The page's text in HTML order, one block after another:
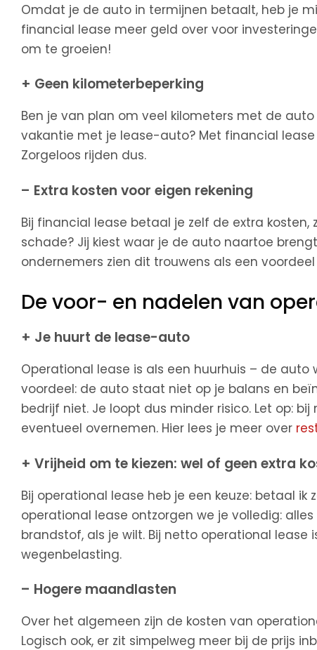
Omdat je de auto in termijnen betaalt, heb je
financial lease meer geld over voor
om te groeien!
+ Geen kilometerbeperking
Ben je van plan om veel kilometers met de
vakantie met je lease-auto? Met financial
Zorgeloos rijden dus.
– Extra kosten voor eigen rekening
Bij financial lease betaal je zelf de extra kosten,
schade? Jij kiest waar je de auto naartoe
ondernemers zien dit trouwens als een
De voor- en nadelen van
+ Je huurt de lease-auto
Operational lease is als een huurhuis – de
voordeel: de auto staat niet op je balans en
bedrijf niet. Je loopt dus minder risico. Let op:
eventueel overnemen. Hier lees je meer over
+ Vrijheid om te kiezen: wel of geen extra
Bij operational lease heb je een keuze: betaal ik
operational lease ontzorgen we je volledig:
brandstof, als je wilt. Bij netto operational lease
wegenbelasting.
– Hogere maandlasten
Over het algemeen zijn de kosten van
Logisch ook, er zit simpelweg meer bij de prijs